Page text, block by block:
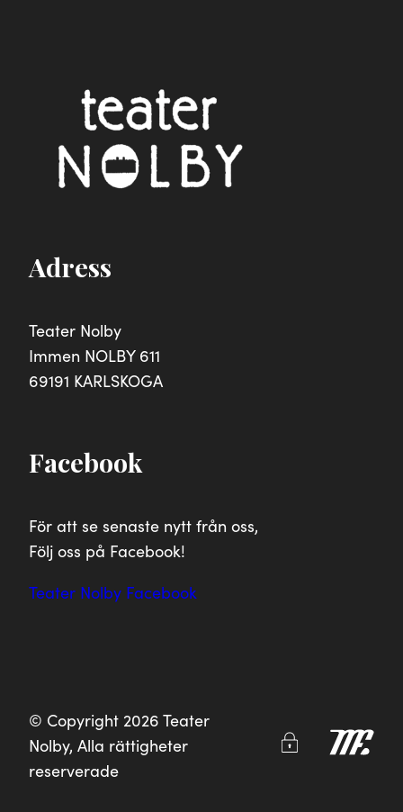
Adress
Teater Nolby
Immen NOLBY 611
69191 KARLSKOGA
Facebook
För att se senaste nytt från oss,
Följ oss på Facebook!
Teater Nolby Facebook
© Copyright 2026 Teater
Nolby, Alla rättigheter
reserverade